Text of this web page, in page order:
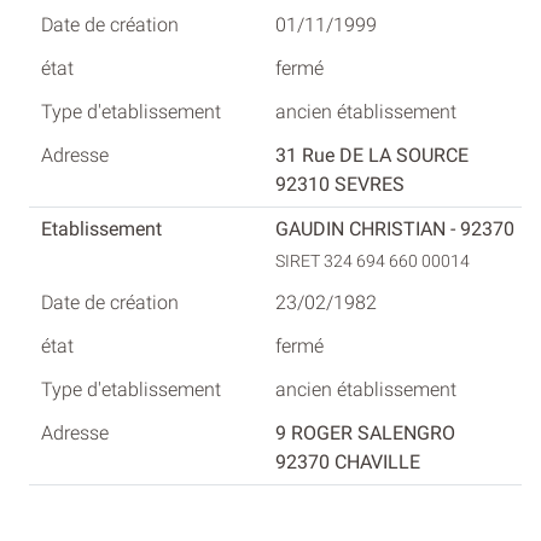
01/11/1999
fermé
ancien établissement
31 Rue DE LA SOURCE
92310 SEVRES
GAUDIN CHRISTIAN - 92370
SIRET 324 694 660 00014
23/02/1982
fermé
ancien établissement
9 ROGER SALENGRO
92370 CHAVILLE